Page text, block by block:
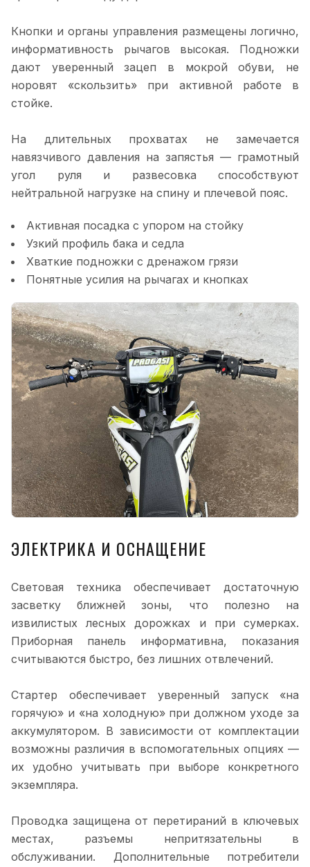
Кнопки и органы управления размещены логично,
информативность рычагов высокая. Подножки
дают уверенный зацеп в мокрой обуви, не
норовят «скользить» при активной работе в
стойке.
На длительных прохватах не замечается
навязчивого давления на запястья — грамотный
угол руля и развесовка способствуют
нейтральной нагрузке на спину и плечевой пояс.
Активная посадка с упором на стойку
Узкий профиль бака и седла
Хваткие подножки с дренажом грязи
Понятные усилия на рычагах и кнопках
ЭЛЕКТРИКА И ОСНАЩЕНИЕ
Световая техника обеспечивает достаточную
засветку ближней зоны, что полезно на
извилистых лесных дорожках и при сумерках.
Приборная панель информативна, показания
считываются быстро, без лишних отвлечений.
Стартер обеспечивает уверенный запуск «на
горячую» и «на холодную» при должном уходе за
аккумулятором. В зависимости от комплектации
возможны различия в вспомогательных опциях —
их удобно учитывать при выборе конкретного
экземпляра.
Проводка защищена от перетираний в ключевых
местах, разъемы непритязательны в
обслуживании. Дополнительные потребители